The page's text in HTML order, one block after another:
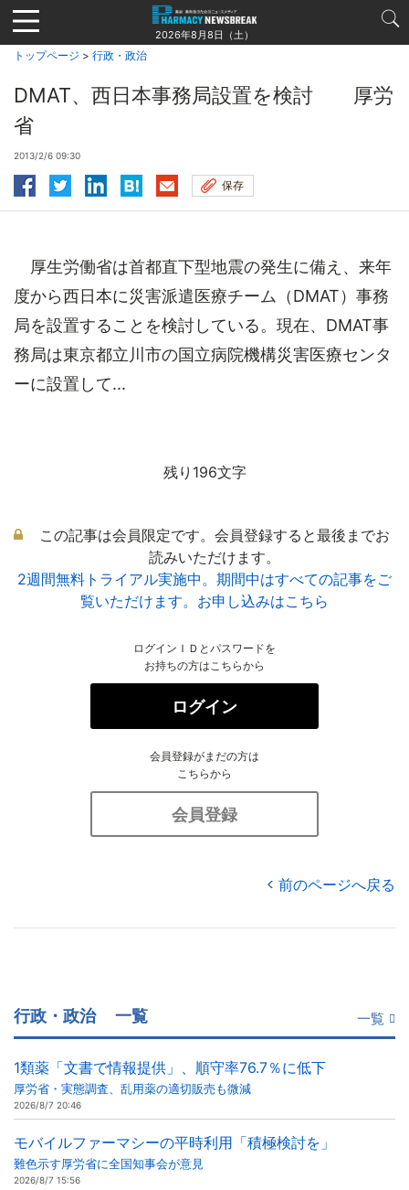
Jump
to
navigation
2026年8月8日（土）
トップページ > 行政・政治
DMAT、西日本事務局設置を検討 厚労
省
2013/2/6 09:30
保存
厚生労働省は首都直下型地震の発生に備え、来年
度から西日本に災害派遣医療チーム（DMAT）事務
局を設置することを検討している。現在、DMAT事
務局は東京都立川市の国立病院機構災害医療センタ
ーに設置して...
残り196文字
この記事は会員限定です。会員登録すると最後までお
読みいただけます。
2週間無料トライアル実施中。期間中はすべての記事をご
覧いただけます。お申し込みはこちら
ログインＩＤとパスワードを
お持ちの方はこちらから
ログイン
会員登録がまだの方は
こちらから
会員登録
前のページへ戻る
行政・政治 一覧 一覧
1類薬「文書で情報提供」、順守率76.7％に低下
厚労省・実態調査、乱用薬の適切販売も微減
2026/8/7 20:46
モバイルファーマシーの平時利用「積極検討を」
難色示す厚労省に全国知事会が意見
2026/8/7 15:56